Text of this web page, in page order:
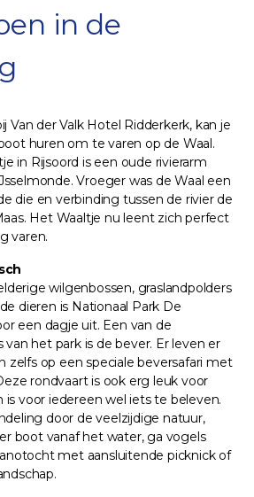
in de
Van der Valk Hotel Ridderkerk, kan je
huren om te varen op de Waal.
in Rijsoord is een oude rivierarm
Vroeger was de Waal een
die en verbinding tussen de rivier de
Het Waaltje nu leent zich perfect
varen.
wilgenbossen, graslandpolders
dieren is Nationaal Park De
een dagje uit. Een van de
het park is de bever. Er leven er
zelfs op een speciale beversafari met
rondvaart is ook erg leuk voor
is voor iedereen wel iets te beleven.
door de veelzijdige natuur,
boot vanaf het water, ga vogels
met aansluitende picknick of